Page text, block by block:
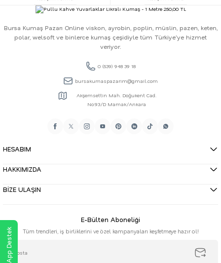
Bursa Kumaş Pazarı Online viskon, ayrobin, poplin, müslin, pazen, keten,
polar, welsoft ve binlerce kumaş çeşidiyle tüm Türkiye'ye hizmet
veriyor.
0 (539) 948 39 18
bursakumaspazarim@gmail.com
Akşemsettin Mah. Doğukent Cad.
No:93/D Mamak/Ankara
HESABIM
HAKKIMIZDA
BİZE ULAŞIN
E-Bülten Aboneliği
Tüm trendleri, iş birliklerini ve özel kampanyaları keşfetmeye hazır ol!